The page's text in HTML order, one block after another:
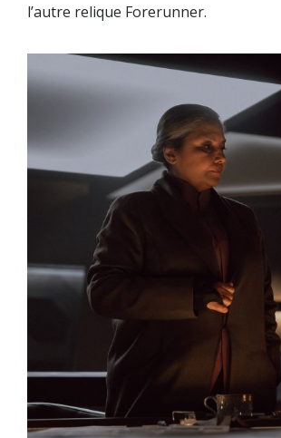
l’autre relique Forerunner.